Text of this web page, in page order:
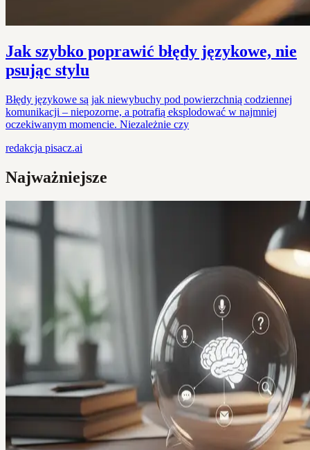
Jak szybko poprawić błędy językowe, nie
psując stylu
Błędy językowe są jak niewybuchy pod powierzchnią codziennej
komunikacji – niepozorne, a potrafią eksplodować w najmniej
oczekiwanym momencie. Niezależnie czy
redakcja pisacz.ai
Najważniejsze